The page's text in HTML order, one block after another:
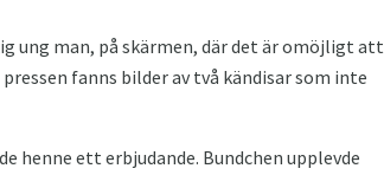
ung man, på skärmen, där det är omöjligt att
fanns bilder av två kändisar som inte
henne ett erbjudande. Bundchen upplevde